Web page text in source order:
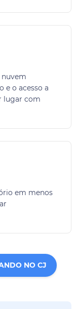
e o acesso a
lugar com
em menos
NO CJ